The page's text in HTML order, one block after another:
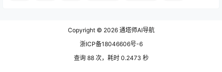
Copyright © 2026通塔师AI导航
浙ICP备18046606号-6
查询 88 次，耗时 0.2473 秒